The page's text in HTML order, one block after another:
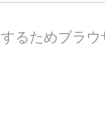
るためブラ